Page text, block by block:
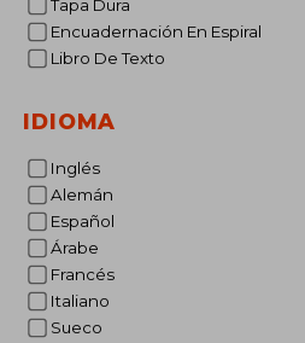
Tapa Dura
Encuadernación En Espiral
Libro De Texto
IDIOMA
Inglés
Alemán
Español
Árabe
Francés
Italiano
Sueco